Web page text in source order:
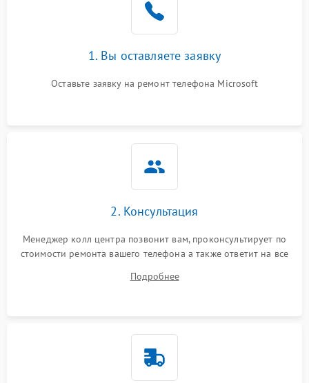
1. Вы оставляете заявку
Оставьте заявку на ремонт телефона Microsoft
2. Консультация
Менеджер колл центра позвонит вам, проконсультирует по
стоимости ремонта вашего телефона а также ответит на все
Подробнее